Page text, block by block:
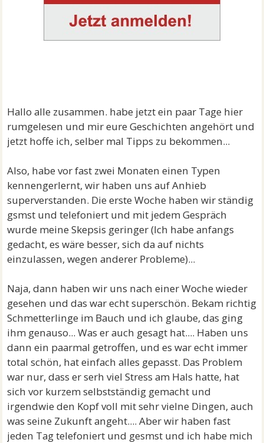
Hallo alle zusammen. habe jetzt ein paar Tage hier
rumgelesen und mir eure Geschichten angehört und
jetzt hoffe ich, selber mal Tipps zu bekommen...
Also, habe vor fast zwei Monaten einen Typen
kennengerlernt, wir haben uns auf Anhieb
superverstanden. Die erste Woche haben wir ständig
gsmst und telefoniert und mit jedem Gespräch
wurde meine Skepsis geringer (Ich habe anfangs
gedacht, es wäre besser, sich da auf nichts
einzulassen, wegen anderer Probleme)...
Naja, dann haben wir uns nach einer Woche wieder
gesehen und das war echt superschön. Bekam richtig
Schmetterlinge im Bauch und ich glaube, das ging
ihm genauso... Was er auch gesagt hat.... Haben uns
dann ein paarmal getroffen, und es war echt immer
total schön, hat einfach alles gepasst. Das Problem
war nur, dass er serh viel Stress am Hals hatte, hat
sich vor kurzem selbstständig gemacht und
irgendwie den Kopf voll mit sehr vielne Dingen, auch
was seine Zukunft angeht.... Aber wir haben fast
jeden Tag telefoniert und gesmst und ich habe mich